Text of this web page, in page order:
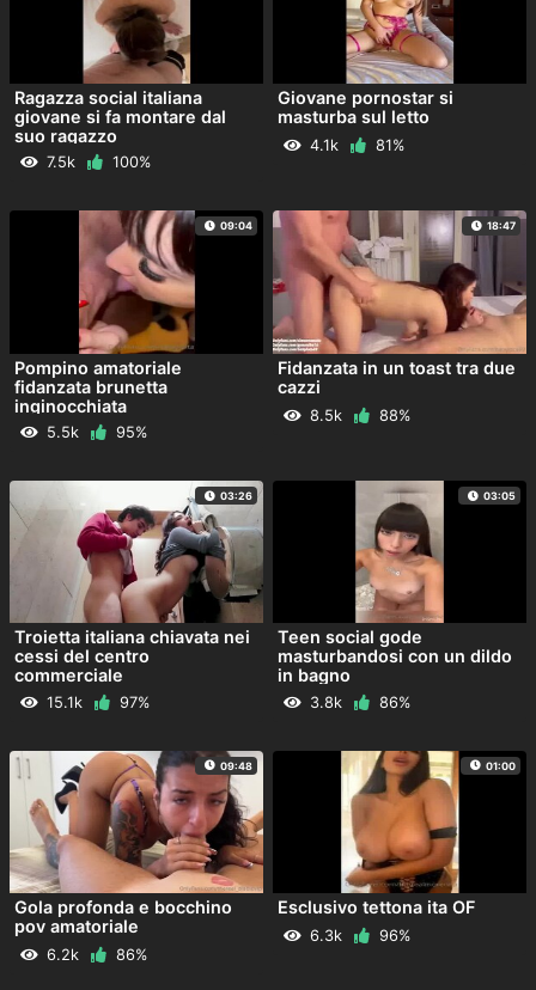
Ragazza social italiana
giovane si fa montare dal
suo ragazzo
7.5k 100%
Giovane pornostar si
masturba sul letto
4.1k 81%
09:04
Pompino amatoriale
fidanzata brunetta
inginocchiata
5.5k 95%
18:47
Fidanzata in un toast tra due
cazzi
8.5k 88%
03:26
Troietta italiana chiavata nei
cessi del centro
commerciale
15.1k 97%
03:05
Teen social gode
masturbandosi con un dildo
in bagno
3.8k 86%
09:48
Gola profonda e bocchino
pov amatoriale
6.2k 86%
01:00
Esclusivo tettona ita OF
6.3k 96%